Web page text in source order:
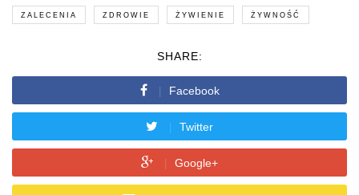
ZALECENIA ZDROWIE ŻYWIENIE ŻYWNOŚĆ
SHARE:
Facebook
Twitter
Google+